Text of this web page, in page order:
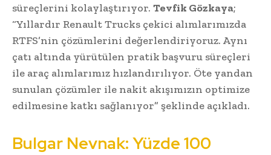
süreçlerini kolaylaştırıyor. Tevfik Gözkaya;
“Yıllardır Renault Trucks çekici alımlarımızda
RTFS’nin çözümlerini değerlendiriyoruz. Aynı
çatı altında yürütülen pratik başvuru süreçleri
ile araç alımlarımız hızlandırılıyor. Öte yandan
sunulan çözümler ile nakit akışımızın optimize
edilmesine katkı sağlanıyor” şeklinde açıkladı.
Bulgar Nevnak: Yüzde 100